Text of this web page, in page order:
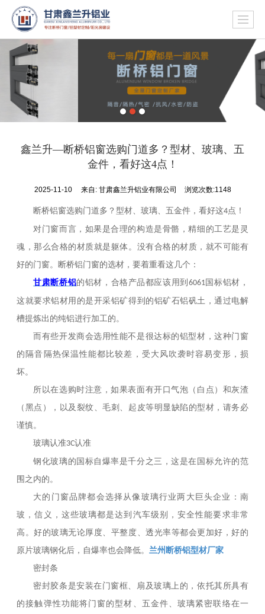
鑫兰升—断桥铝窗选购门道多？型材、玻璃、五
金件，看好这4点！
2025-11-10 来自: 甘肃鑫兰升铝业有限公司 浏览次数:1148
断桥铝窗选购门道多？型材、玻璃、五金件，看好这4点！
对门窗而言，如果是合理的构造是骨骼，精细的工艺是灵
魂，那么合格的材质就是躯体。没有合格的材质，就不可能有
好的门窗。断桥铝门窗的选材，要着重看这几个：
甘肃断桥铝的铝材，合格产品都应该用到 6061 国标铝材，
这就要求铝材用的是开采铝矿得到的铝矿石铝矾土，通过电解
槽提炼出的纯铝进行加工的。
而有些开发商会选用性能不是很达标的铝型材，这种门窗
的隔音隔热保温性能都比较差，受大风吹袭时容易变形，损
坏。
所以在选购时注意，如果表面有开口气泡（白点）和灰渣
（黑点），以及裂纹、毛刺、起皮等明显缺陷的型材，请务必
谨慎。
玻璃认准3C认准
钢化玻璃的国标自爆率是千分之三，这是在国标允许的范
围之内的。
大的门窗品牌都会选择从像玻璃行业两大巨头企业：南
玻，信义，这些玻璃都是达到汽车级别，安全性能要求非常
高。好的玻璃无论厚度、平整度、透光率等都会更加好，好的
原片玻璃钢化后，自爆率也会降低。 兰州断桥铝型材厂家
密封条
密封胶条是安装在门窗框、扇及玻璃上的，依托其所具有
的接触弹性功能将门窗的型材、五金件、玻璃紧密联络在一